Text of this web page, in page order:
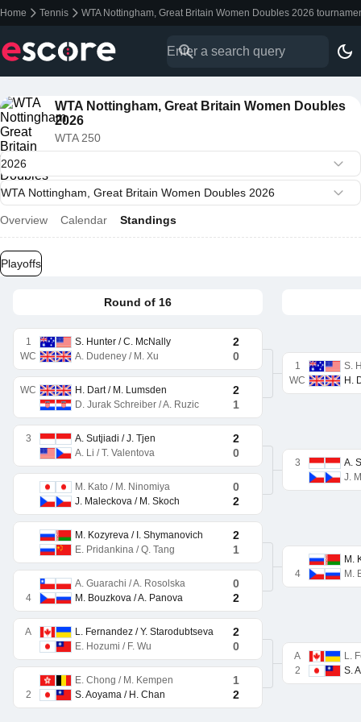
Home Tennis WTA Nottingham, Great Britain Women Doubles 2026
WTA Nottingham, Great Britain Women Doubles
2026
WTA 250
Overview Calendar Standings
Playoffs
Round of 16
1 S. Hunter / C. McNally 2
WC A. Dudeney / M. Xu 0
WC H. Dart / M. Lumsden 2
D. Jurak Schreiber / A. Ruzic 1
3 A. Sutjiadi / J. Tjen 2
A. Li / T. Valentova 0
M. Kato / M. Ninomiya 0
J. Maleckova / M. Skoch 2
M. Kozyreva / I. Shymanovich 2
E. Pridankina / Q. Tang 1
A. Guarachi / A. Rosolska 0
4 M. Bouzkova / A. Panova 2
A L. Fernandez / Y. Starodubtseva 2
E. Hozumi / F. Wu 0
E. Chong / M. Kempen 1
2 S. Aoyama / H. Chan 2
1
S.
WC
H.
3
A.
J.
M.
4
M.
A
L.
2
S.